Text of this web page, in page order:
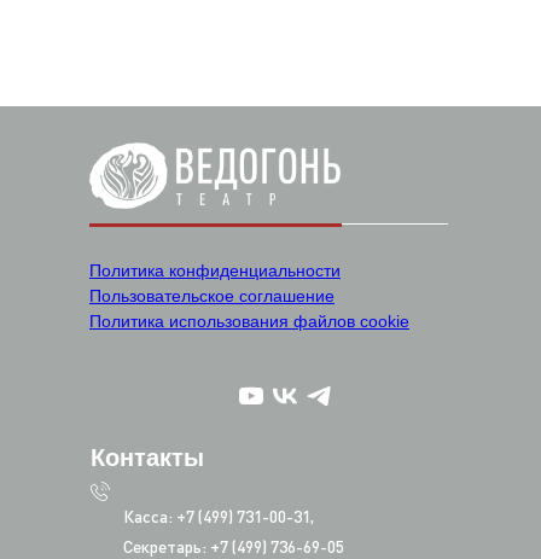
Контакты
Касса: +7 (499) 731-00-31,
Секретарь: +7 (499) 736-69-05
Политика конфиденциальности
Пользовательское соглашение
Политика использования файлов cookie